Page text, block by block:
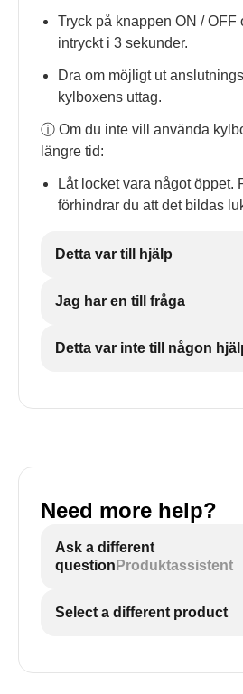
Tryck på knappen ON / OFF
intryckt i 3 sekunder.
Dra om möjligt ut
kylboxens uttag.
ⓘ Om du inte vill använda
längre tid:
Låt locket vara något öppet.
förhindrar du att det bildas
Detta var till hjälp
Jag har en till fråga
Detta var inte till någon
Need more help?
Ask a different
question Produktassistent
Select a different product